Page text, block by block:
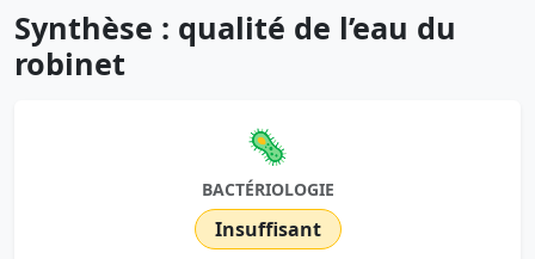
Synthèse : qualité de l’eau du
robinet
🦠
BACTÉRIOLOGIE
Insuffisant